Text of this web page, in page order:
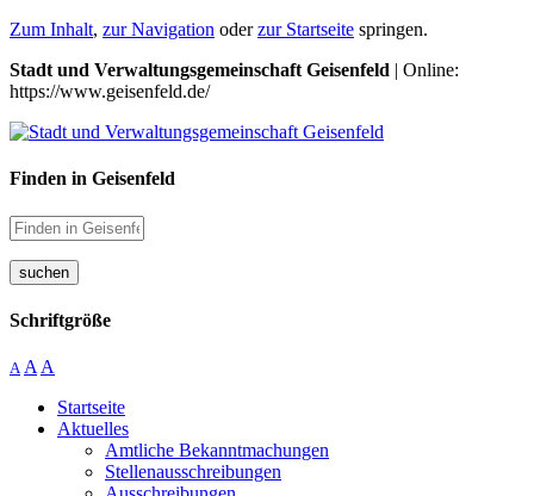
Zum Inhalt, zur Navigation oderzur Startseite springen.
Stadt und Verwaltungsgemeinschaft Geisenfeld | Online:
https://www.geisenfeld.de/
Finden in Geisenfeld
suchen
Schriftgröße
A A A
Startseite
Aktuelles
Amtliche Bekanntmachungen
Stellenausschreibungen